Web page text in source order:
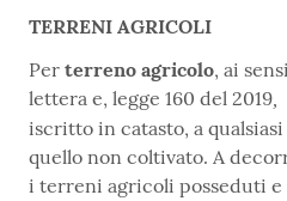
TERRENI AGRICOLI
Per terreno agricolo, ai
lettera e, legge 160 del 2019
iscritto in catasto, a
quello non coltivato. A
i terreni agricoli posseduti